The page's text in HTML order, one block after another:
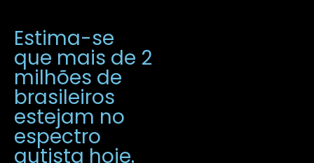
Estima-se
que mais de 2
milhões de
brasileiros
estejam no
espectro
autista hoje.